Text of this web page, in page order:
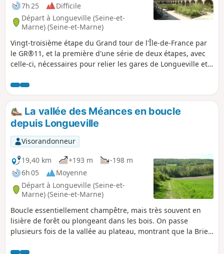
7h 25
Difficile
Départ à Longueville (Seine-et-
Marne) (Seine-et-Marne)
Vingt-troisième étape du Grand tour de l'Île-de-France par
le GR®11, et la première d'une série de deux étapes, avec
celle-ci, nécessaires pour relier les gares de Longueville et
Seine.Pour cette première étape du diptyque il est proposé
une nuit en chambre d'hôtes à Donnemarie-Dontilly, à peu
près à mi-parcours entre les deux gares, après une belle
traversée du Montois, dans un paysage un peu plus varié et
vallonné que la Brie juste au Nord.
La vallée des Méances en boucle
depuis Longueville
Visorandonneur
19,40 km
+193 m
-198 m
6h 05
Moyenne
Départ à Longueville (Seine-et-
Marne) (Seine-et-Marne)
Boucle essentiellement champêtre, mais très souvent en
lisière de forêt ou plongeant dans les bois. On passe
plusieurs fois de la vallée au plateau, montrant que la Brie